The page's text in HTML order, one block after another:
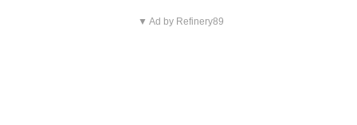
▼ Ad by Refinery89